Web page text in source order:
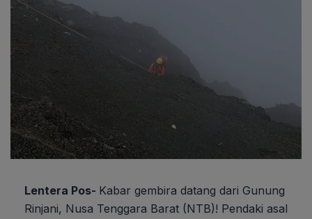
Lentera Pos- Kabar gembira datang dari Gunung
Rinjani, Nusa Tenggara Barat (NTB)! Pendaki asal